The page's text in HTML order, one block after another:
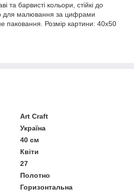
та барвисті кольори, стійкі до
для малювання за цифрами
паковання. Розмір картини: 40х50
Art Craft
Україна
40 см
Квіти
27
Полотно
Горизонтальна